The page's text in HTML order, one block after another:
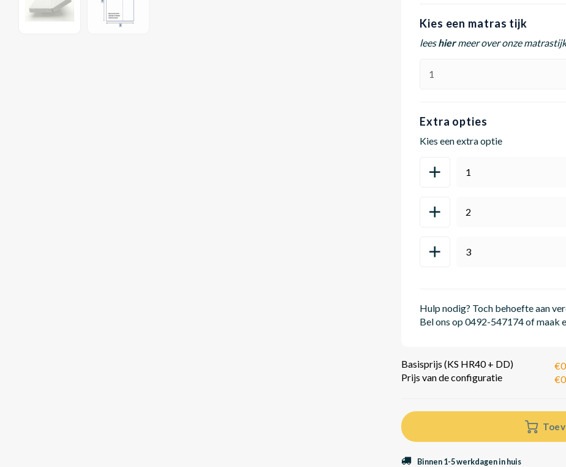
Kies een matras tijk
leeshiermeer over onze
Extra opties
Kies een extra optie
1
2
3
Hulp nodig? Toch behoefte aan
Bel ons op 0492-547174 of maak
Basisprijs (KS HR40 + DD)
Prijs van de configuratie
Binnen 1-5 werkdagen in huis